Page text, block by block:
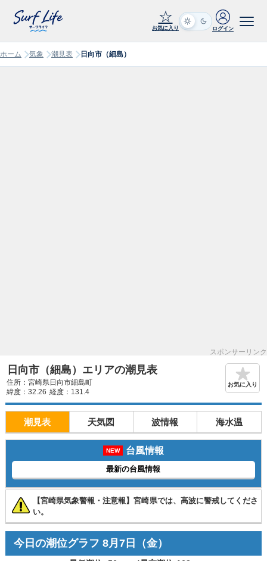
☆
お気に入り ログイン
ホーム 気象 潮見表 日向市（細島）
スポンサーリンク
日向市（細島）エリアの潮見表
住所：宮崎県日向市細島町
緯度：32.26 経度：131.4
お気に入り
潮見表 天気図 波情報 海水温
NEW 台風情報
最新の台風情報
【宮崎県気象警報・注意報】宮崎県では、高波に警戒してくださ
い。
今日の潮位グラフ 8月7日 （金）